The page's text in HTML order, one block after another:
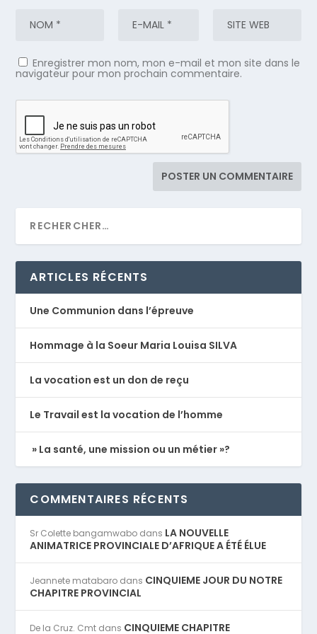
Enregistrer mon nom, mon e-mail et mon site dans le
navigateur pour mon prochain commentaire.
ARTICLES RÉCENTS
Une Communion dans l’épreuve
Hommage à la Soeur Maria Louisa SILVA
La vocation est un don de reçu
Le Travail est la vocation de l’homme
» La santé, une mission ou un métier »?
COMMENTAIRES RÉCENTS
Sr Colette bangamwabo dans LA NOUVELLE
ANIMATRICE PROVINCIALE D’AFRIQUE A ÉTÉ ÉLUE
Jeannete matabaro dans CINQUIEME JOUR DU NOTRE
CHAPITRE PROVINCIAL
De la Cruz. Cmt dans CINQUIEME CHAPITRE